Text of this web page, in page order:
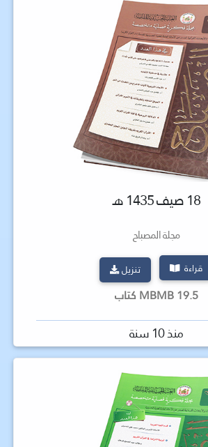
18 صيف 1435 هـ
مجلة المصباح
قراءة تنزيل
19.5 MBMB كتاب
منذ 10 سنة